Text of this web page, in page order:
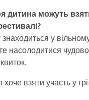
дитина можуть
у
насолодитися
хоче взяти участь у